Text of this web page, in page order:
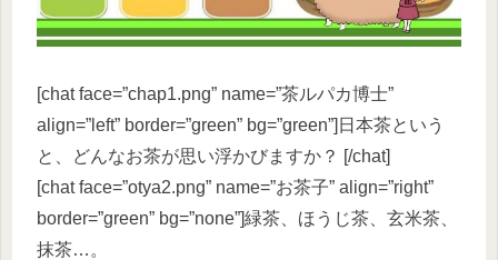
[chat face=”chap1.png” name=”茶ルパカ博士”
align=”left” border=”green” bg=”green”]日本茶という
と、どんなお茶が思い浮かびますか？ [/chat]
[chat face=”otya2.png” name=”お茶子” align=”right”
border=”green” bg=”none”]緑茶、ほうじ茶、玄米茶、
抹茶…。